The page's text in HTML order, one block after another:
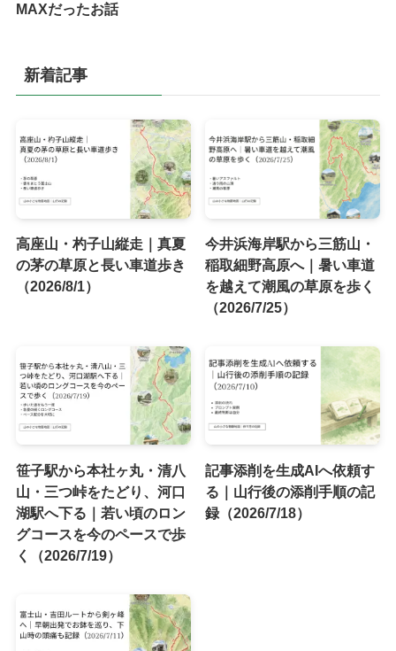
MAXだったお話
新着記事
高座山・杓子山縦走｜真夏
の茅の草原と長い車道歩き
（2026/8/1）
今井浜海岸駅から三筋山・
稲取細野高原へ｜暑い車道
を越えて潮風の草原を歩く
（2026/7/25）
笹子駅から本社ヶ丸・清八
山・三つ峠をたどり、河口
湖駅へ下る｜若い頃のロン
グコースを今のペースで歩
く（2026/7/19）
記事添削を生成AIへ依頼す
る｜山行後の添削手順の記
録（2026/7/18）